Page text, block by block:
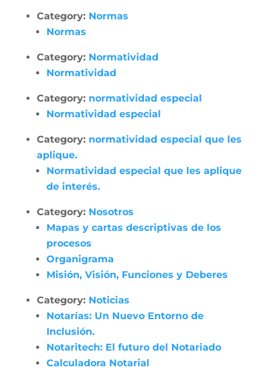
Category: Normas
Normas
Category: Normatividad
Normatividad
Category: normatividad especial
Normatividad especial
Category: normatividad especial que les
aplique.
Normatividad especial que les aplique
de interés.
Category: Nosotros
Mapas y cartas descriptivas de los
procesos
Organigrama
Misión, Visión, Funciones y Deberes
Category: Noticias
Notarías: Un Nuevo Entorno de
Inclusión.
Notaritech: El futuro del Notariado
Calculadora Notarial